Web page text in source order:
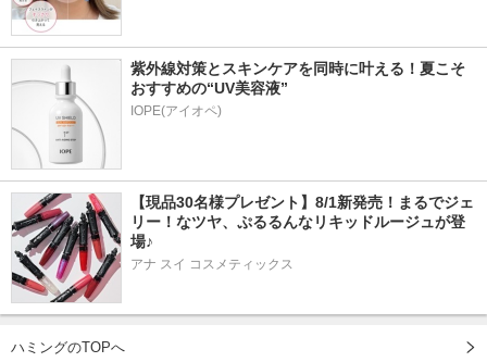
紫外線対策とスキンケアを同時に叶える！夏こそ
おすすめの“UV美容液”
IOPE(アイオペ)
【現品30名様プレゼント】8/1新発売！まるでジェ
リー！なツヤ、ぷるるんなリキッドルージュが登
場♪
アナ スイ コスメティックス
ハミングのTOPへ